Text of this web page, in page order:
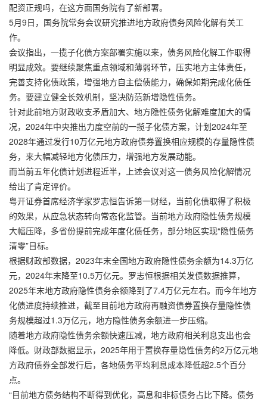
配资正规吗，在这方面国务院有了新部署。
5月9日，国务院常务会议研究推进地方政府债务风险化解有关工
作。
会议指出，一揽子化债方案部署实施以来，债务风险化解工作取得
明显成效。要继续聚焦重点领域和薄弱环节，压实地方主体责任，
完善支持化债政策，增强地方自主偿债能力，确保如期完成化债任
务。要建立健全长效机制，坚决防范新增隐性债务。
针对此前地方财政收支矛盾加大、地方隐性债务化解难度加大的情
况，2024年中央推出力度空前的一揽子化债方案，计划2024年至
2028年通过发行10万亿元地方政府债券置换相应规模的存量隐性债
务，来大幅减轻地方化债压力，增强地方发展动能。
而当前五年化债计划进程近半，上述会议对这一债务风险化解情况
给出了肯定评价。
粤开证券首席经济学家罗志恒告诉第一财经，当前化债取得了积极
的效果，从应急状态转向常态化监管。当前地方政府隐性债务规模
大幅压降，多省份提前完成年度化债任务，部分地区实现“隐性债务
清零”目标。
根据财政部数据，2023年末全国地方政府隐性债务余额为14.3万亿
元，2024年末降至10.5万亿元。罗志恒根据相关发债数据推算，
2025年末地方政府隐性债务余额降到了7.4万亿元左右。而今年地方
化债进度持续推进，截至目前地方政府再融资债券置换存量隐性债
务规模超过1.3万亿元，地方隐性债务余额进一步压缩。
随着地方政府隐性债务余额快速压减，地方政府相关利息支出也会
降低。财政部数据显示，2025年用于置换存量隐性债务的2万亿元地
方政府债券全部发行后，各地债务平均利息成本降低超2.5个百分
点。
“目前地方债务结构不断得到优化，高息和非标债务占比下降。债务